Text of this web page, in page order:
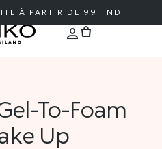
À PARTIR DE 99 TND
To-Foam
Up